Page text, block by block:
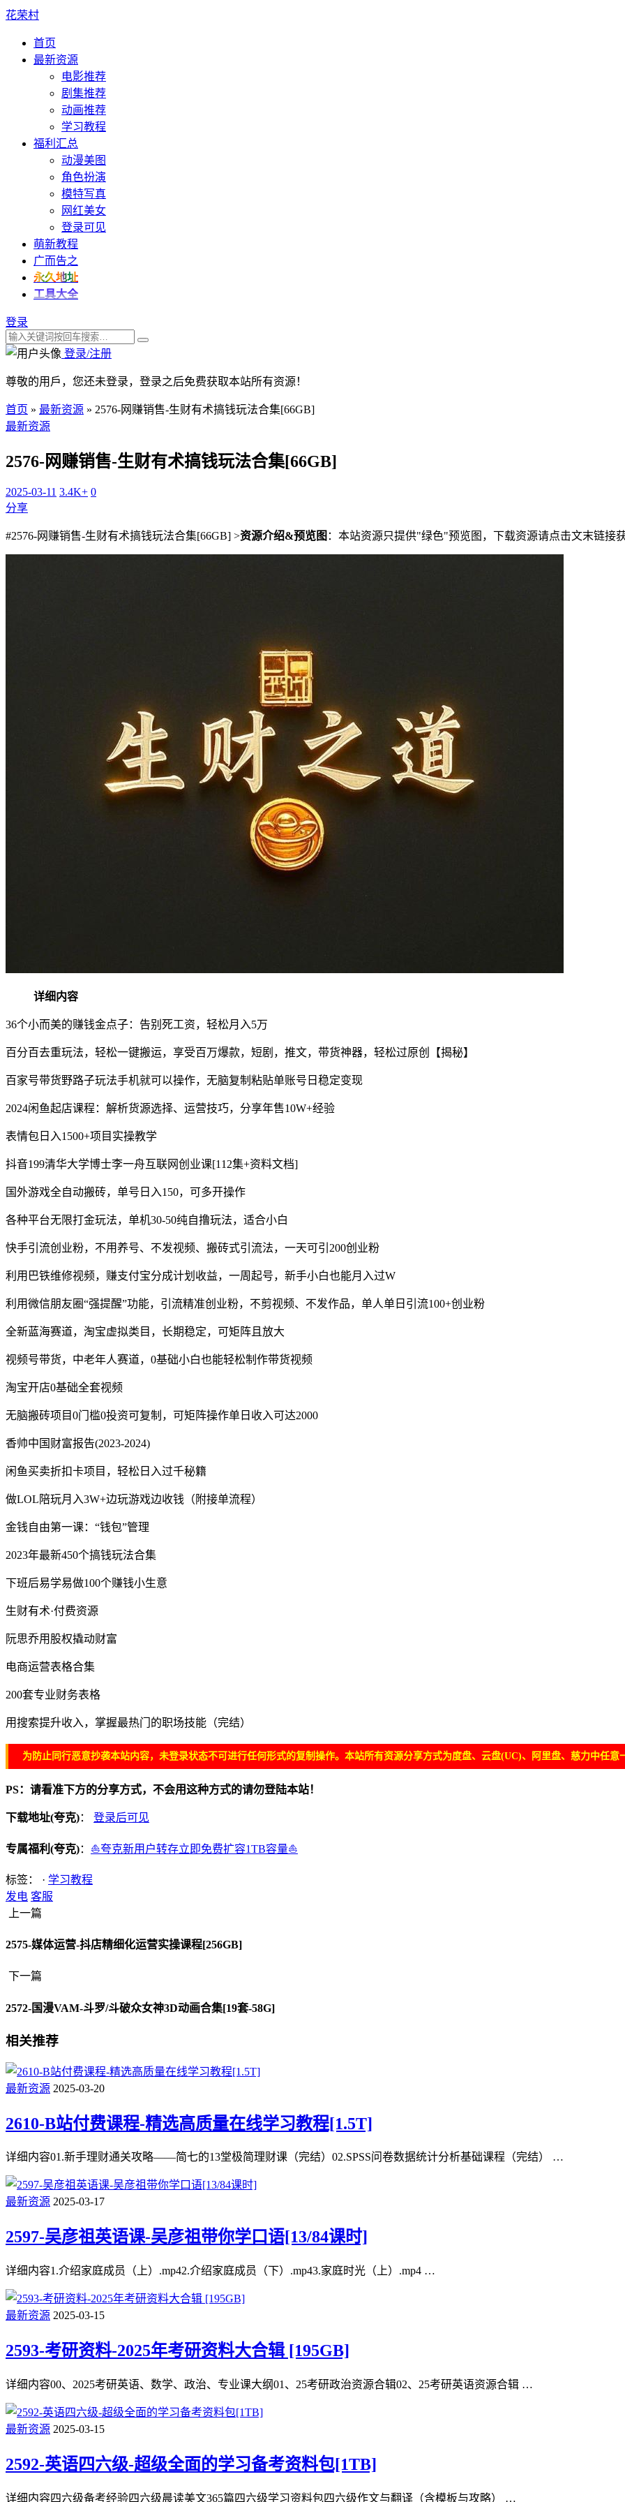
花荣村
首页
最新资源
电影推荐
剧集推荐
动画推荐
学习教程
福利汇总
动漫美图
角色扮演
模特写真
网红美女
登录可见
萌新教程
广而告之
永久地址
工具大全
登录
登录/注册
尊敬的用戶，您还未登录，登录之后免费获取本站所有资源！
首页 » 最新资源 » 2576-网赚销售-生财有术搞钱玩法合集[66GB]
最新资源
2576-网赚销售-生财有术搞钱玩法合集[66GB]
2025-03-11 3.4K+ 0
分享
#2576-网赚销售-生财有术搞钱玩法合集[66GB] >资源介绍&预览图 ：本站资源只提供"绿色"预览图，下载资源请点击文末链接
详细内容
36个小而美的赚钱金点子：告别死工资，轻松月入5万
百分百去重玩法，轻松一键搬运，享受百万爆款，短剧，推文，带货神器，轻松过原创【揭秘】
百家号带货野路子玩法手机就可以操作，无脑复制粘贴单账号日稳定变现
2024闲鱼起店课程：解析货源选择、运营技巧，分享年售10W+经验
表情包日入1500+项目实操教学
抖音199清华大学博士李一舟互联网创业课[112集+资料文档]
国外游戏全自动搬砖，单号日入150，可多开操作
各种平台无限打金玩法，单机30-50纯自撸玩法，适合小白
快手引流创业粉，不用养号、不发视频、搬砖式引流法，一天可引200创业粉
利用巴铁维修视频，赚支付宝分成计划收益，一周起号，新手小白也能月入过W
利用微信朋友圈“强提醒”功能，引流精准创业粉，不剪视频、不发作品，单人单日引流100+创业粉
全新蓝海赛道，淘宝虚拟类目，长期稳定，可矩阵且放大
视频号带货，中老年人赛道，0基础小白也能轻松制作带货视频
淘宝开店0基础全套视频
无脑搬砖项目0门槛0投资可复制，可矩阵操作单日收入可达2000
香帅中国财富报告(2023-2024)
闲鱼买卖折扣卡项目，轻松日入过千秘籍
做LOL陪玩月入3W+边玩游戏边收钱（附接单流程）
金钱自由第一课：“钱包”管理
2023年最新450个搞钱玩法合集
下班后易学易做100个赚钱小生意
生财有术·付费资源
阮思乔用股权撬动财富
电商运营表格合集
200套专业财务表格
用搜索提升收入，掌握最热门的职场技能（完结）
为防止同行恶意抄袭本站内容，未登录状态不可进行任何形式的复制操作。本站所有资源分享方式为度盘、云盘(UC)、阿里盘、慈力中任意
PS：请看准下方的分享方式，不会用这种方式的请勿登陆本站！
下载地址(夸克)： 登录后可见
专属福利(夸克)： ⛵夸克新用户转存立即免费扩容1TB容量⛵
标签： · 学习教程
发电 客服
上一篇
2575-媒体运营-抖店精细化运营实操课程[256GB]
下一篇
2572-国漫VAM-斗罗/斗破众女神3D动画合集[19套-58G]
相关推荐
最新资源 2025-03-20
2610-B站付费课程-精选高质量在线学习教程[1.5T]
详细内容01.新手理财通关攻略——简七的13堂极简理财课（完结）02.SPSS问卷数据统计分析基础课程（完结） …
最新资源 2025-03-17
2597-吴彦祖英语课-吴彦祖带你学口语[13/84课时]
详细内容1.介绍家庭成员（上）.mp42.介绍家庭成员（下）.mp43.家庭时光（上）.mp4 …
最新资源 2025-03-15
2593-考研资料-2025年考研资料大合辑 [195GB]
详细内容00、2025考研英语、数学、政治、专业课大纲01、25考研政治资源合辑02、25考研英语资源合辑 …
最新资源 2025-03-15
2592-英语四六级-超级全面的学习备考资料包[1TB]
详细内容四六级备考经验四六级晨读美文365篇四六级学习资料包四六级作文与翻译（含模板与攻略） …